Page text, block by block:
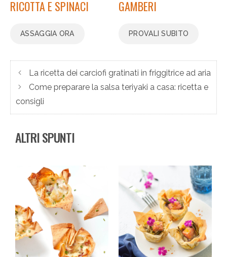
RICOTTA E SPINACI
ASSAGGIA ORA
GAMBERI
PROVALI SUBITO
La ricetta dei carciofi gratinati in friggitrice ad aria
Come preparare la salsa teriyaki a casa: ricetta e
consigli
ALTRI SPUNTI